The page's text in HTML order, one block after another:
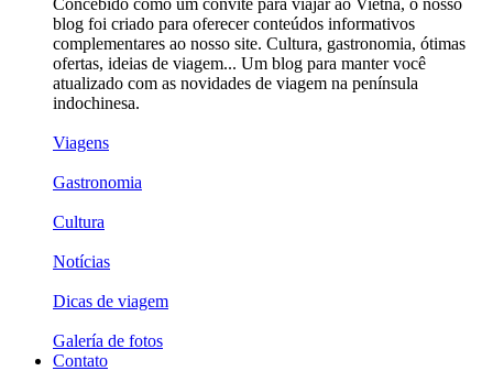
Concebido como um convite para viajar ao Vietnã, o nosso
blog foi criado para oferecer conteúdos informativos
complementares ao nosso site. Cultura, gastronomia, ótimas
ofertas, ideias de viagem... Um blog para manter você
atualizado com as novidades de viagem na península
indochinesa.
Viagens
Gastronomia
Cultura
Notícias
Dicas de viagem
Galería de fotos
Contato